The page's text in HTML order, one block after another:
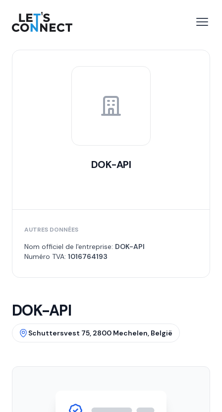
Let's Connect
le menu
DOK-API
AUTRES DONNÉES
Nom officiel de l'entreprise: DOK-API
Numéro TVA: 1016764193
DOK-API
Schuttersvest 75, 2800 Mechelen, België